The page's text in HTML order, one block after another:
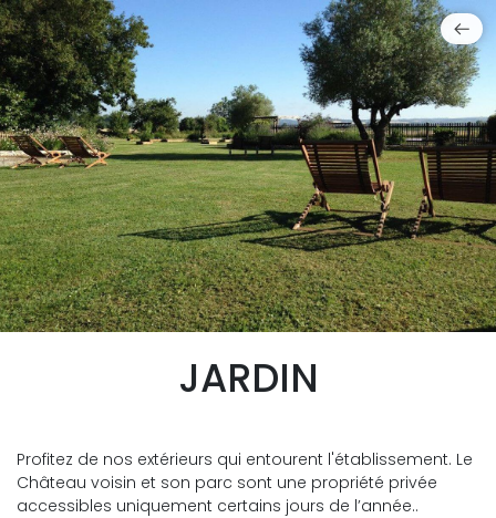
JARDIN
Profitez de nos extérieurs qui entourent l'établissement. Le
Château voisin et son parc sont une propriété privée
accessibles uniquement certains jours de l’année..